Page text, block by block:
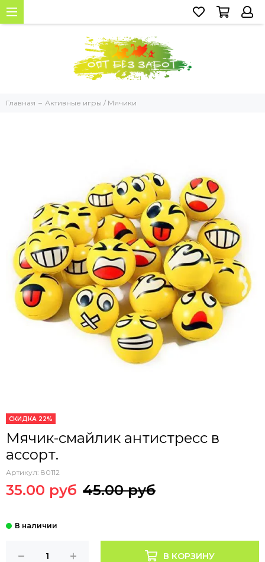
Главная Активные игры / Мячики
СКИДКА 22%
Мячик-смайлик антистресс в
ассорт.
Артикул: 80112
35.00 руб 45.00 руб
В КОРЗИНУ